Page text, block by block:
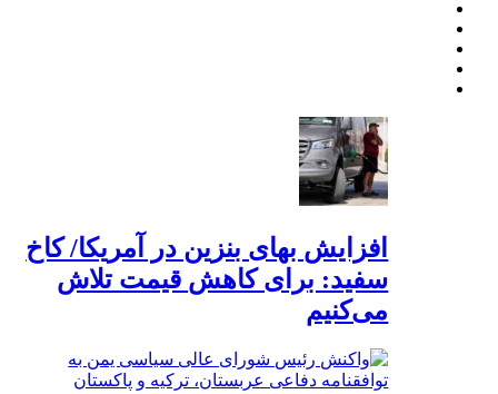
افزایش بهای بنزین در آمریکا/ کاخ
سفید: برای کاهش قیمت تلاش
می‌کنیم